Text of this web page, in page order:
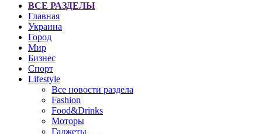
ВСЕ РАЗДЕЛЫ
Главная
Украина
Город
Мир
Бизнес
Спорт
Lifestyle
Все новости раздела
Fashion
Food&Drinks
Моторы
Гаджеты